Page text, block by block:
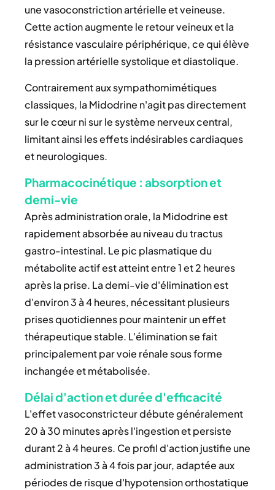
une vasoconstriction artérielle et veineuse.
Cette action augmente le retour veineux et la
résistance vasculaire périphérique, ce qui élève
la pression artérielle systolique et diastolique.
Contrairement aux sympathomimétiques
classiques, la Midodrine n'agit pas directement
sur le cœur ni sur le système nerveux central,
limitant ainsi les effets indésirables cardiaques
et neurologiques.
Pharmacocinétique : absorption et
demi-vie
Après administration orale, la Midodrine est
rapidement absorbée au niveau du tractus
gastro-intestinal. Le pic plasmatique du
métabolite actif est atteint entre 1 et 2 heures
après la prise. La demi-vie d'élimination est
d'environ 3 à 4 heures, nécessitant plusieurs
prises quotidiennes pour maintenir un effet
thérapeutique stable. L'élimination se fait
principalement par voie rénale sous forme
inchangée et métabolisée.
Délai d'action et durée d'efficacité
L'effet vasoconstricteur débute généralement
20 à 30 minutes après l'ingestion et persiste
durant 2 à 4 heures. Ce profil d'action justifie une
administration 3 à 4 fois par jour, adaptée aux
périodes de risque d'hypotension orthostatique